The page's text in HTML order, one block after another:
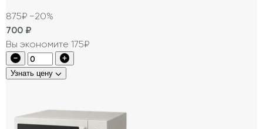
875₽ −20%
700 ₽
Вы экономите 175₽
Узнать цену